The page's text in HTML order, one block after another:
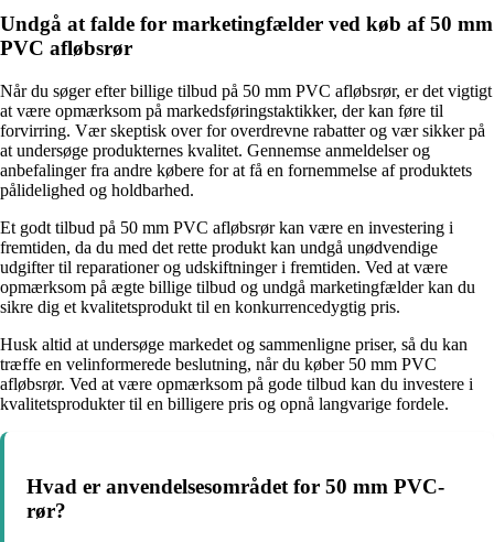
Undgå at falde for marketingfælder ved køb af 50 mm
PVC afløbsrør
Når du søger efter billige tilbud på 50 mm PVC afløbsrør, er det vigtigt
at være opmærksom på markedsføringstaktikker, der kan føre til
forvirring. Vær skeptisk over for overdrevne rabatter og vær sikker på
at undersøge produkternes kvalitet. Gennemse anmeldelser og
anbefalinger fra andre købere for at få en fornemmelse af produktets
pålidelighed og holdbarhed.
Et godt tilbud på 50 mm PVC afløbsrør kan være en investering i
fremtiden, da du med det rette produkt kan undgå unødvendige
udgifter til reparationer og udskiftninger i fremtiden. Ved at være
opmærksom på ægte billige tilbud og undgå marketingfælder kan du
sikre dig et kvalitetsprodukt til en konkurrencedygtig pris.
Husk altid at undersøge markedet og sammenligne priser, så du kan
træffe en velinformerede beslutning, når du køber 50 mm PVC
afløbsrør. Ved at være opmærksom på gode tilbud kan du investere i
kvalitetsprodukter til en billigere pris og opnå langvarige fordele.
Hvad er anvendelsesområdet for 50 mm PVC-
rør?